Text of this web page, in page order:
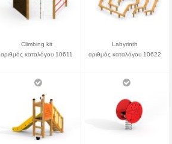
Climbing kit
αριθμός καταλόγου 10611
Labyrinth
αριθμός καταλόγου 10622